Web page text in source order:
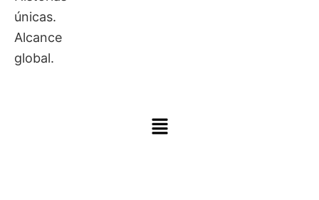
únicas.
Alcance
global.
Menú